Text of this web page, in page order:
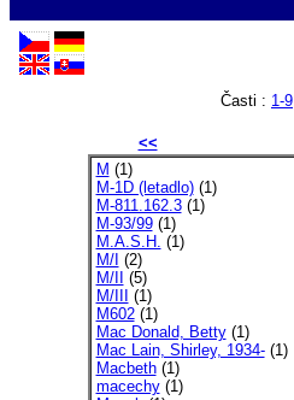
Časti : 1-9
<<
M (1)
M-1D (letadlo)(1)
M-811.162.3(1)
M-93/99(1)
M.A.S.H. (1)
M/I (2)
M/II
(5)
M/III
(1)
M602(1)
Mac Donald, Betty(1)
Mac Lain, Shirley, 1934-(1)
Macbeth(1)
macechy(1)